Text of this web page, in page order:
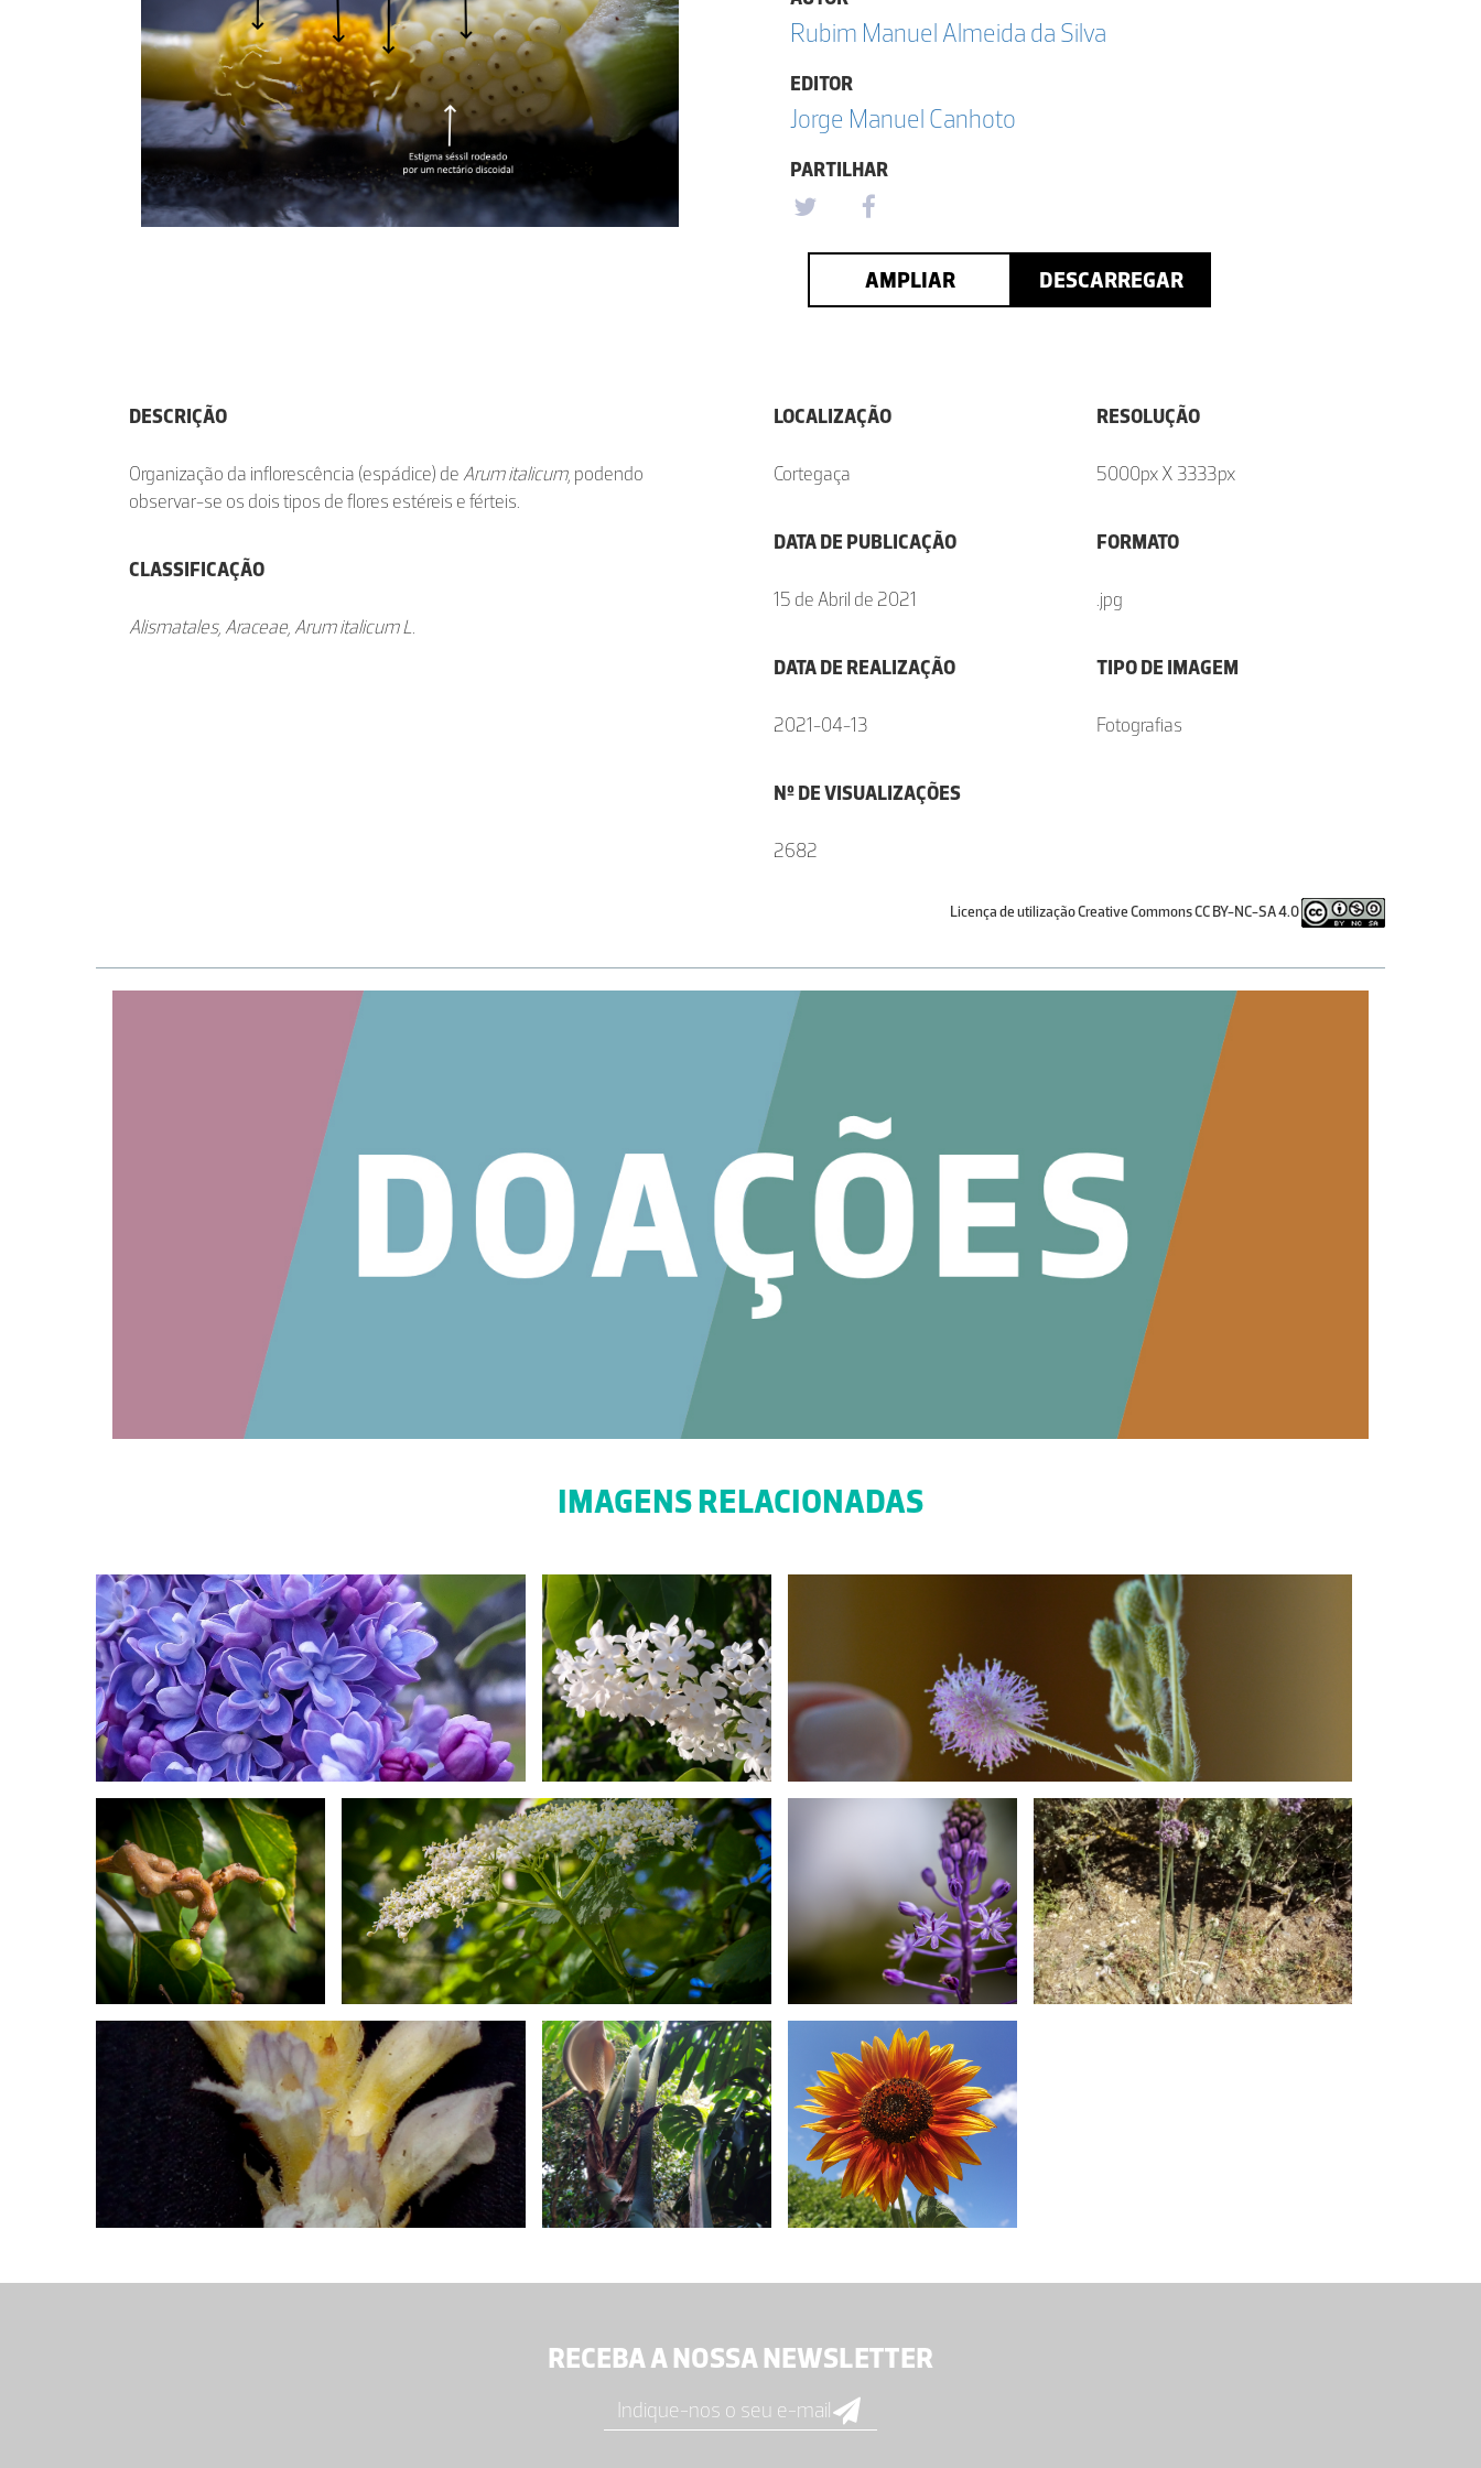
Rubim Manuel Almeida da Silva
EDITOR
Jorge Manuel Canhoto
PARTILHAR
AMPLIAR DESCARREGAR
DESCRIÇÃO
Organização da inflorescência (espádice) deArum italicum, podendo
observar-se os dois tipos de flores estéreis e férteis.
CLASSIFICAÇÃO
Alismatales, Araceae, Arum italicum L.
LOCALIZAÇÃO
Cortegaça
DATA DE PUBLICAÇÃO
15 de Abril de 2021
DATA DE REALIZAÇÃO
2021-04-13
Nº DE VISUALIZAÇÕES
2682
RESOLUÇÃO
5000px X 3333px
FORMATO
.jpg
TIPO DE IMAGEM
Fotografias
Licença de utilização Creative Commons CC BY-NC-SA 4.0
IMAGENS RELACIONADAS
RECEBA A NOSSA NEWSLETTER